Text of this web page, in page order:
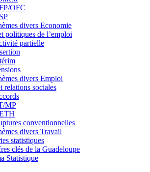
OFC
divers Economie
politiques de l’emploi
partielle
divers Emploi
relations sociales
MP
conventionnelles
divers Travail
statistiques
clés de la Guadeloupe
Statistique